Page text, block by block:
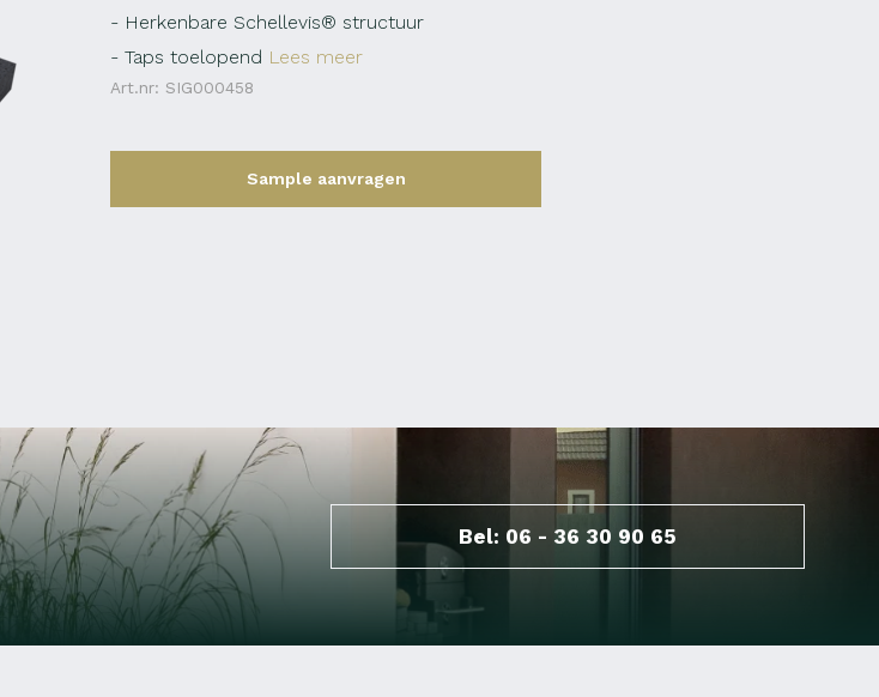
- Herkenbare Schellevis® structuur
- Taps toelopend Lees meer
Art.nr: SIG000458
Sample aanvragen
Bel: 06 - 36 30 90 65